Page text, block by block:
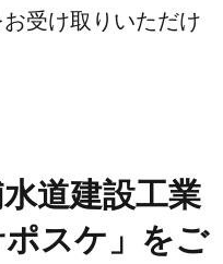
受け取りいただけ
水道建設工業
スケ」をご